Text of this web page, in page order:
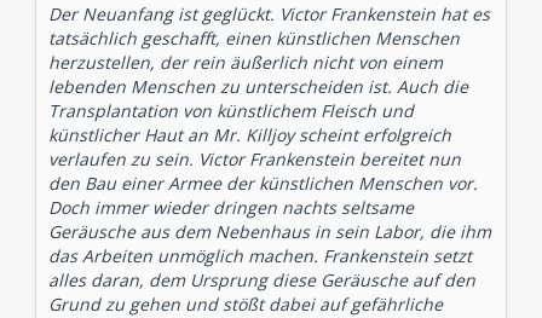
Der Neuanfang ist geglückt. Victor Frankenstein hat es
tatsächlich geschafft, einen künstlichen Menschen
herzustellen, der rein äußerlich nicht von einem
lebenden Menschen zu unterscheiden ist. Auch die
Transplantation von künstlichem Fleisch und
künstlicher Haut an Mr. Killjoy scheint erfolgreich
verlaufen zu sein. Victor Frankenstein bereitet nun
den Bau einer Armee der künstlichen Menschen vor.
Doch immer wieder dringen nachts seltsame
Geräusche aus dem Nebenhaus in sein Labor, die ihm
das Arbeiten unmöglich machen. Frankenstein setzt
alles daran, dem Ursprung diese Geräusche auf den
Grund zu gehen und stößt dabei auf gefährliche